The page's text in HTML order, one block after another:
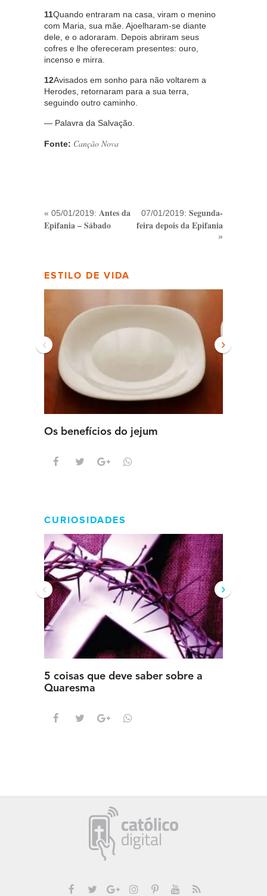
11Quando entraram na casa, viram o menino
com Maria, sua mãe. Ajoelharam-se diante
dele, e o adoraram. Depois abriram seus
cofres e lhe ofereceram presentes: ouro,
incenso e mirra.
12Avisados em sonho para não voltarem a
Herodes, retornaram para a sua terra,
seguindo outro caminho.
— Palavra da Salvação.
Fonte: Canção Nova
« 05/01/2019: Antes da
Epifania – Sábado
07/01/2019: Segunda-
feira depois da Epifania
»
ESTILO DE VIDA
Os benefícios do jejum
‹ ›
CURIOSIDADES
5 coisas que deve saber sobre a
Quaresma
‹ ›